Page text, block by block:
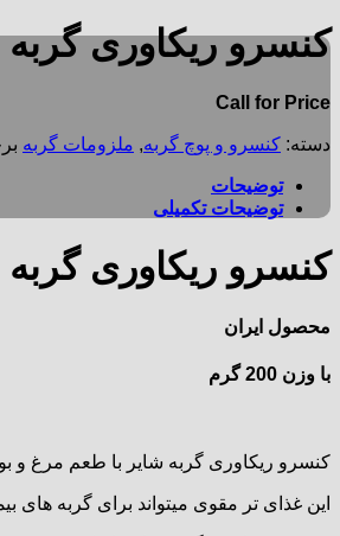
کنسرو ریکاوری گربه
Call for Price
دسته: کنسرو و پوچ گربه, ملزومات گربه
توضیحات
توضیحات تکمیلی
کنسرو ریکاوری گربه
محصول ایران
با وزن 200 گرم
کنسرو ریکاوری گربه شایر با طعم مرغ و
این غذای تر مقوی میتواند برای گربه های